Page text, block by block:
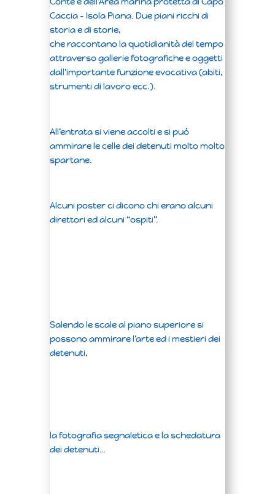
Caccia – Isola Piana. Due piani ricchi di
storia e di storie,
che raccontano la quotidianità del tempo
attraverso gallerie fotografiche e oggetti
dall’importante funzione evocativa (abiti,
strumenti di lavoro ecc.).
All’entrata si viene accolti e si puó
ammirare le celle dei detenuti molto molto
spartane.
Alcuni poster ci dicono chi erano alcuni
direttori ed alcuni “ospiti”.
Salendo le scale al piano superiore si
possono ammirare l’arte ed i mestieri dei
detenuti,
la fotografia segnaletica e la schedatura
dei detenuti…